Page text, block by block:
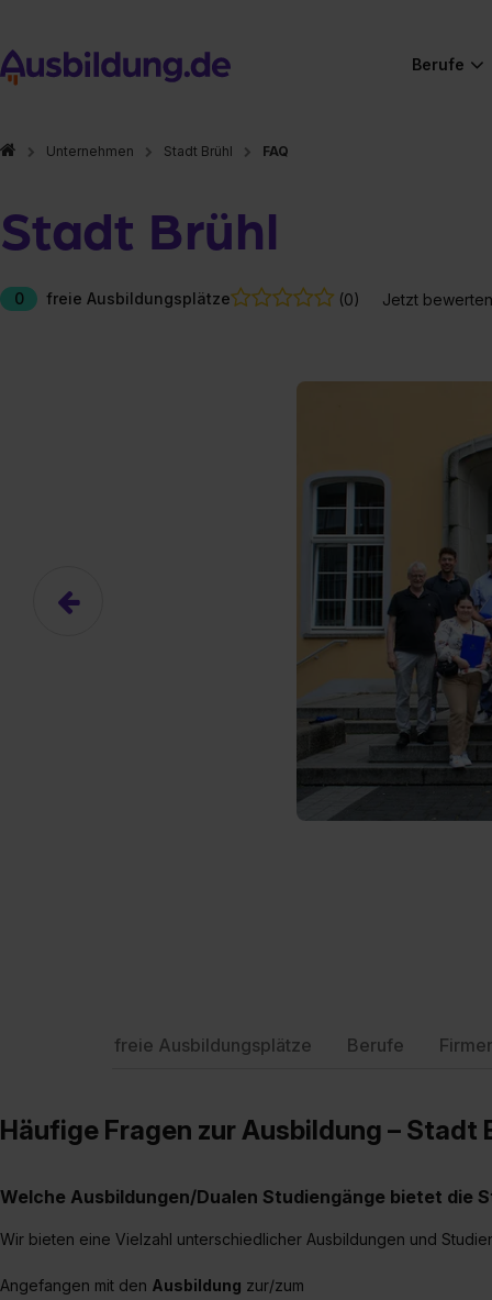
Berufe
Unternehmen Stadt Brühl FAQ
Stadt Brühl
0 freie Ausbildungsplätze (0) Jetzt bewerten
freie Ausbildungsplätze Berufe
Häufige Fragen zur Ausbildung – Stadt
Welche Ausbildungen/Dualen Studiengänge bietet die
Wir bieten eine Vielzahl unterschiedlicher Ausbildungen und
Angefangen mit den Ausbildung zur/zum